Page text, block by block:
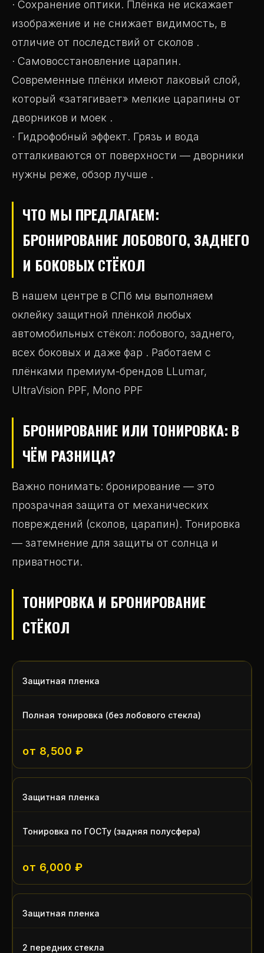
· Сохранение оптики. Плёнка не искажает
изображение и не снижает видимость, в
отличие от последствий от сколов .
· Самовосстановление царапин.
Современные плёнки имеют лаковый слой,
который «затягивает» мелкие царапины от
дворников и моек .
· Гидрофобный эффект. Грязь и вода
отталкиваются от поверхности — дворники
нужны реже, обзор лучше .
ЧТО МЫ ПРЕДЛАГАЕМ:
БРОНИРОВАНИЕ ЛОБОВОГО, ЗАДНЕГО
И БОКОВЫХ СТЁКОЛ
В нашем центре в СПб мы выполняем
оклейку защитной плёнкой любых
автомобильных стёкол: лобового, заднего,
всех боковых и даже фар . Работаем с
плёнками премиум-брендов LLumar,
UltraVision PPF, Mono PPF
БРОНИРОВАНИЕ ИЛИ ТОНИРОВКА: В
ЧЁМ РАЗНИЦА?
Важно понимать: бронирование — это
прозрачная защита от механических
повреждений (сколов, царапин). Тонировка
— затемнение для защиты от солнца и
приватности.
ТОНИРОВКА И БРОНИРОВАНИЕ
СТЁКОЛ
Защитная пленка
Полная тонировка (без лобового стекла)
от 8,500 ₽
Защитная пленка
Тонировка по ГОСТу (задняя полусфера)
от 6,000 ₽
Защитная пленка
2 передних стекла